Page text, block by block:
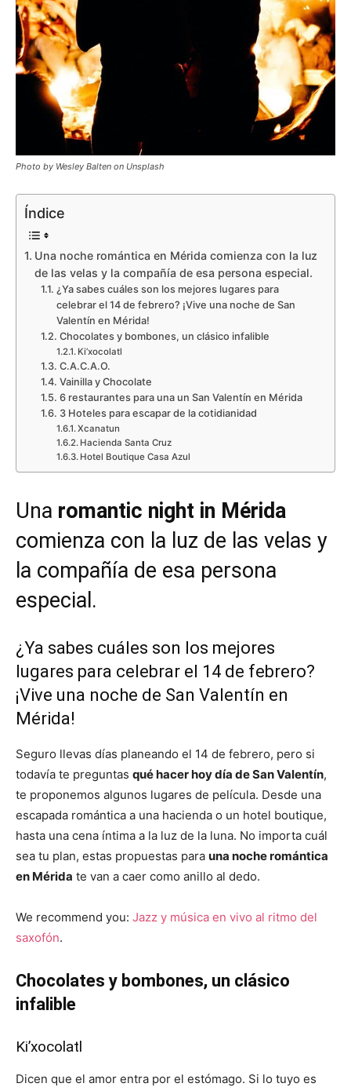
Photo by Wesley Balten on Unsplash
Índice
Una noche romántica en Mérida comienza con la luz
de las velas y la compañía de esa persona especial.
¿Ya sabes cuáles son los mejores lugares para
celebrar el 14 de febrero? ¡Vive una noche de San
Valentín en Mérida!
Chocolates y bombones, un clásico infalible
Ki’xocolatl
C.A.C.A.O.
Vainilla y Chocolate
6 restaurantes para una un San Valentín en Mérida
3 Hoteles para escapar de la cotidianidad
Xcanatun
Hacienda Santa Cruz
Hotel Boutique Casa Azul
Una romantic night in Mérida
comienza con la luz de las velas y
la compañía de esa persona
especial.
¿Ya sabes cuáles son los mejores
lugares para celebrar el 14 de febrero?
¡Vive una noche de San Valentín en
Mérida!
Seguro llevas días planeando el 14 de febrero, pero si
todavía te preguntas qué hacer hoy día de San Valentín,
te proponemos algunos lugares de película. Desde una
escapada romántica a una hacienda o un hotel boutique,
hasta una cena íntima a la luz de la luna. No importa cuál
sea tu plan, estas propuestas para una noche romántica
en Mérida te van a caer como anillo al dedo.
We recommend you: Jazz y música en vivo al ritmo del
saxofón.
Chocolates y bombones, un clásico
infalible
Ki’xocolatl
Dicen que el amor entra por el estómago. Si lo tuyo es